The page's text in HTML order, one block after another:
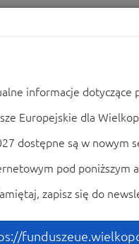
w
i
informacje dotyczące
Europejskie dla
dostępne są w nowym
pod poniższym
zapisz się do